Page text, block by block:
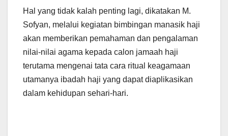
Hal yang tidak kalah penting lagi, dikatakan M.
Sofyan, melalui kegiatan bimbingan manasik haji
akan memberikan pemahaman dan pengalaman
nilai-nilai agama kepada calon jamaah haji
terutama mengenai tata cara ritual keagamaan
utamanya ibadah haji yang dapat diaplikasikan
dalam kehidupan sehari-hari.